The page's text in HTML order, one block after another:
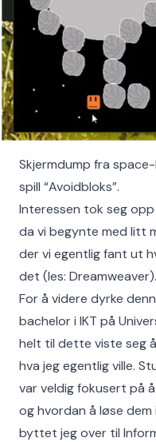
Skjermdump fra
spill “Avoidbloks”.
Interessen tok seg
da vi begynte med litt
der vi egentlig fant ut
det (les: Dreamweaver).
For å videre dyrke
bachelor i IKT på
helt til dette viste seg
hva jeg egentlig ville.
var veldig fokusert på
og hvordan å løse
byttet jeg over til